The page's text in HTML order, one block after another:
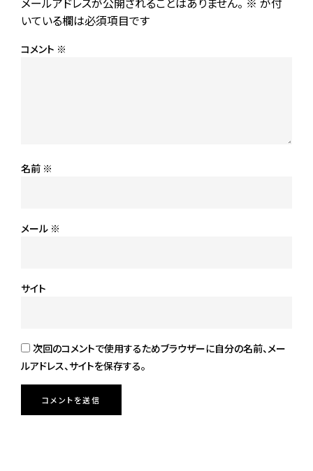
いている欄は必須項目です
コメント ※
名前 ※
メール ※
サイト
次回のコメントで使用するためブラウザーに自分の名前、メー
ルアドレス、サイトを保存する。